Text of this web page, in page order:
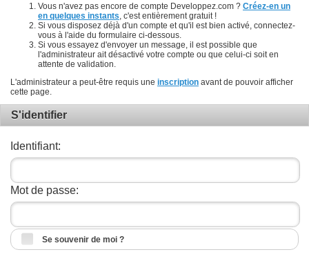
Vous n'avez pas encore de compte Developpez.com ? Créez-en un
en quelques instants , c'est entièrement gratuit !
Si vous disposez déjà d'un compte et qu'il est bien activé, connectez-
vous à l'aide du formulaire ci-dessous.
Si vous essayez d'envoyer un message, il est possible que
l'administrateur ait désactivé votre compte ou que celui-ci soit en
attente de validation.
L'administrateur a peut-être requis une inscription avant de pouvoir afficher
cette page.
S'identifier
Identifiant:
Mot de passe:
Se souvenir de moi ?